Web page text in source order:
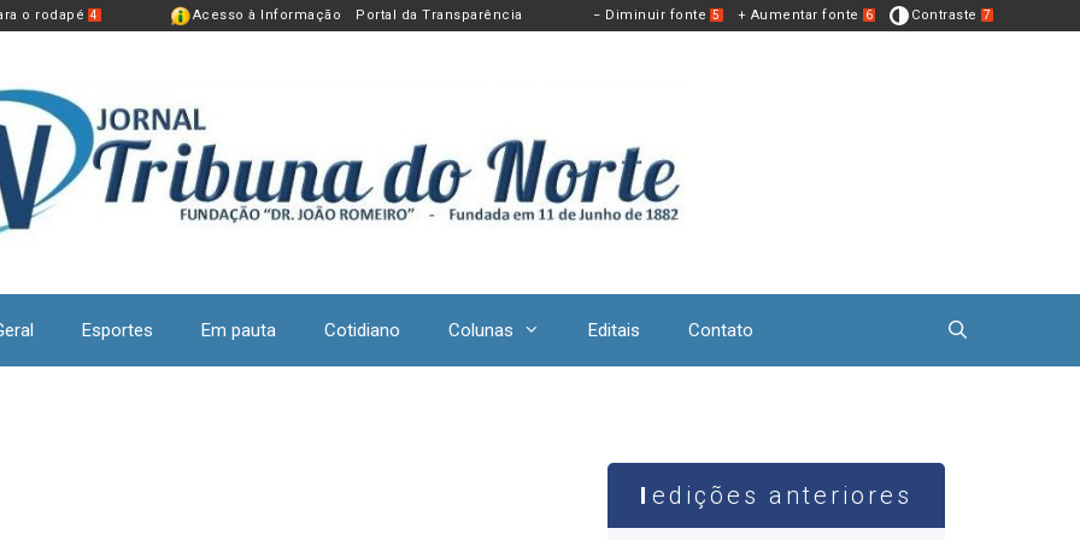
o rodapé 4 Acesso à Informação Portal da Transparência − Diminuir fonte 5 + Aumentar fonte 6 Contraste 7
Esportes Em pauta Cotidiano Colunas Editais Contato
edições anteriores